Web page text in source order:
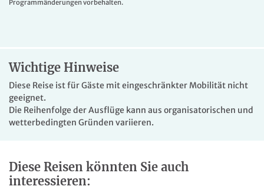
Doppelzimmern mit Bad oder DU/WC, in St. Malo z. B. im
Programmänderungen vorbehalten.
Wichtige Hinweise
Diese Reise ist für Gäste mit eingeschränkter Mobilität nicht
geeignet.
Die Reihenfolge der Ausflüge kann aus organisatorischen und
wetterbedingten Gründen variieren.
Diese Reisen könnten Sie auch
interessieren: